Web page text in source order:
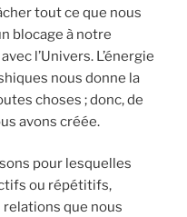
tout ce que nous
blocage à notre
l’Univers. L’énergie
nous donne la
choses ; donc, de
avons créée.
pour lesquelles
ou répétitifs,
que nous